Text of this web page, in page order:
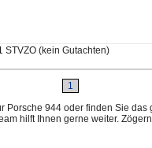
STVZO (kein Gutachten)
1
Porsche 944 oder finden Sie
hilft Ihnen gerne weiter.